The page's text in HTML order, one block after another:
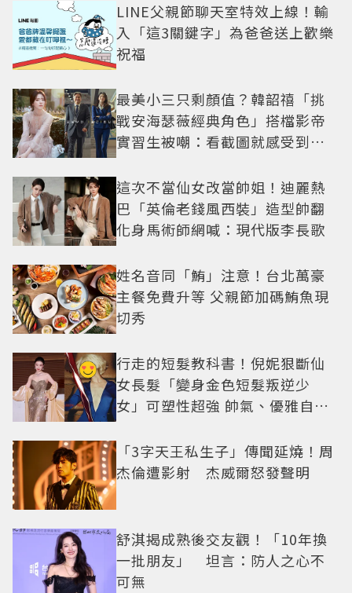
LINE父親節聊天室特效上線！輸
入「這3關鍵字」為爸爸送上歡樂
祝福
最美小三只剩顏值？韓韶禧「挑
戰安海瑟薇經典角色」搭檔影帝
實習生被嘲：看截圖就感受到演
這次不當仙女改當帥姐！迪麗熱
巴「英倫老錢風西裝」造型帥翻
化身馬術師網喊：現代版李長歌
姓名音同「鮪」注意！台北萬豪
主餐免費升等 父親節加碼鮪魚現
切秀
行走的短髮教科書！倪妮狠斷仙
女長髮「變身金色短髮叛逆少
女」可塑性超強 帥氣、優雅自由
「3字天王私生子」傳聞延燒！周
杰倫遭影射 杰威爾怒發聲明
舒淇揭成熟後交友觀！「10年換
一批朋友」 坦言：防人之心不
可無